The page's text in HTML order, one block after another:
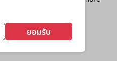
ยอมรับ